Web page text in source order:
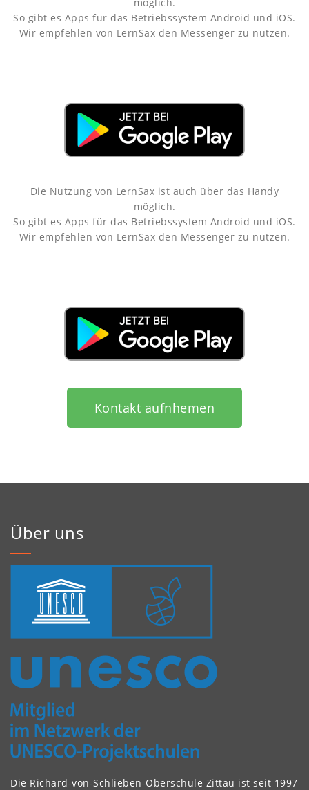
So gibt es Apps für das Betriebssystem Android und iOS.
Wir empfehlen von LernSax den Messenger zu nutzen.
Die Nutzung von LernSax ist auch über das Handy
möglich.
So gibt es Apps für das Betriebssystem Android und iOS.
Wir empfehlen von LernSax den Messenger zu nutzen.
Kontakt aufnhemen
Über uns
Die Richard-von-Schlieben-Oberschule Zittau ist seit 1997